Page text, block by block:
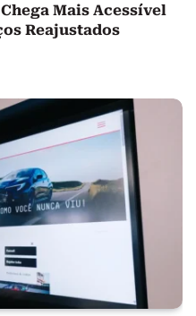
Mais Acessível
Reajustados